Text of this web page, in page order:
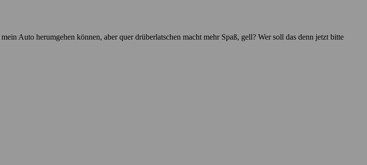
Auto herumgehen können, aber quer drüberlatschen macht mehr Spaß, gell? Wer soll das denn jetzt bitte